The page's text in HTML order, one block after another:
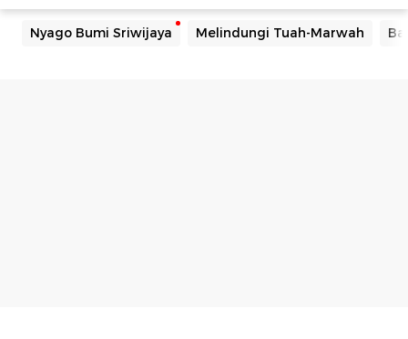
Nyago Bumi Sriwijaya Melindungi Tuah-Marwah